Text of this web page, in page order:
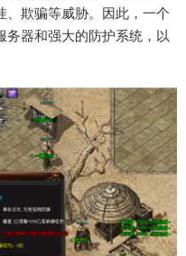
、欺骗等威胁。因此，一个
务器和强大的防护系统，以